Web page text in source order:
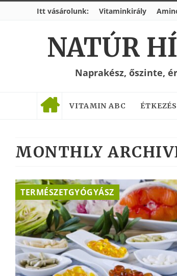
Itt vásárolunk: Vitaminkirály
NATÚR
Naprakész, őszinte,
VITAMIN ABC ÉTKEZÉS
MONTHLY
TERMÉSZETGYÓGYÁSZ